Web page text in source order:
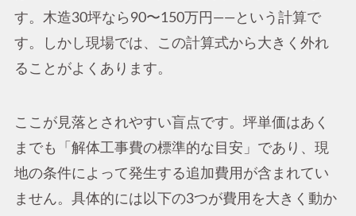
す。木造30坪なら90〜150万円——という計算で
す。しかし現場では、この計算式から大きく外れ
ることがよくあります。
ここが見落とされやすい盲点です。坪単価はあく
までも「解体工事費の標準的な目安」であり、現
地の条件によって発生する追加費用が含まれてい
ません。具体的には以下の3つが費用を大きく動か